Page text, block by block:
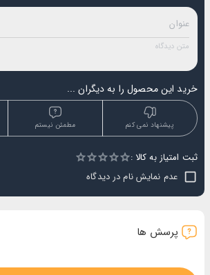
خرید این محصول را به دیگران ...
مطمئن نیستم پیشنهاد نمی کنم
ثبت امتیاز به کالا :
1 Star
2 Stars
3 Stars
4 Stars
5 Stars
Empty
عدم نمایش نام در دیدگاه
پرسش ها